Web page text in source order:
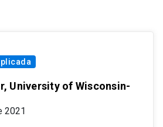
University of Wisconsin-
2021